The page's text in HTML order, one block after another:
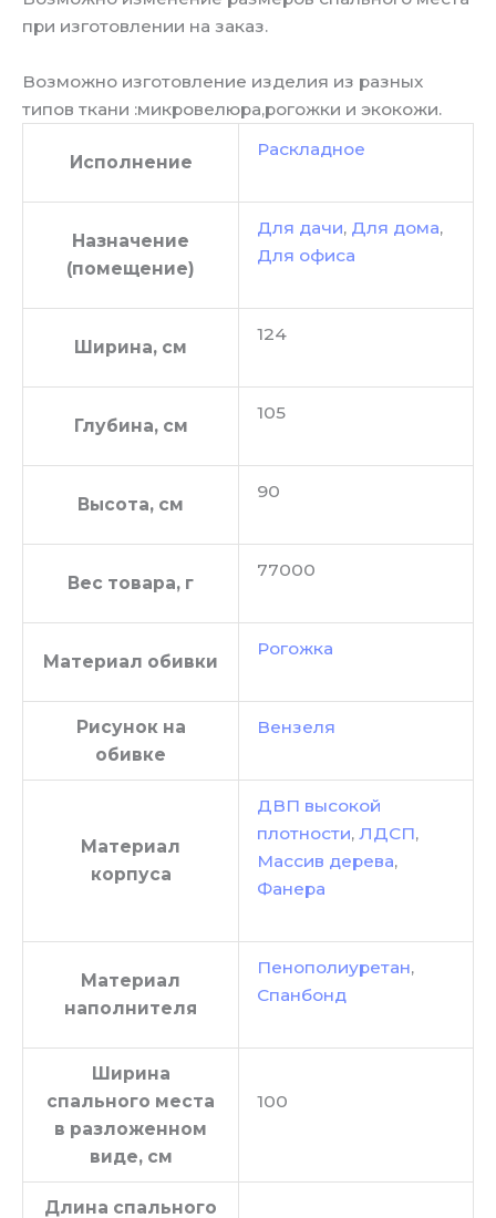
при изготовлении на заказ.
Возможно изготовление изделия из разных
типов ткани :микровелюра,рогожки и экокожи.
Исполнение
Раскладное
Назначение
(помещение)
Для дачи, Для дома,
Для офиса
Ширина, см
124
Глубина, см
105
Высота, см
90
Вес товара, г
77000
Материал обивки
Рогожка
Рисунок на
обивке
Вензеля
Материал
корпуса
ДВП высокой
плотности, ЛДСП,
Массив дерева,
Фанера
Материал
наполнителя
Пенополиуретан,
Спанбонд
Ширина
спального места
в разложенном
виде, см
100
Длина спального